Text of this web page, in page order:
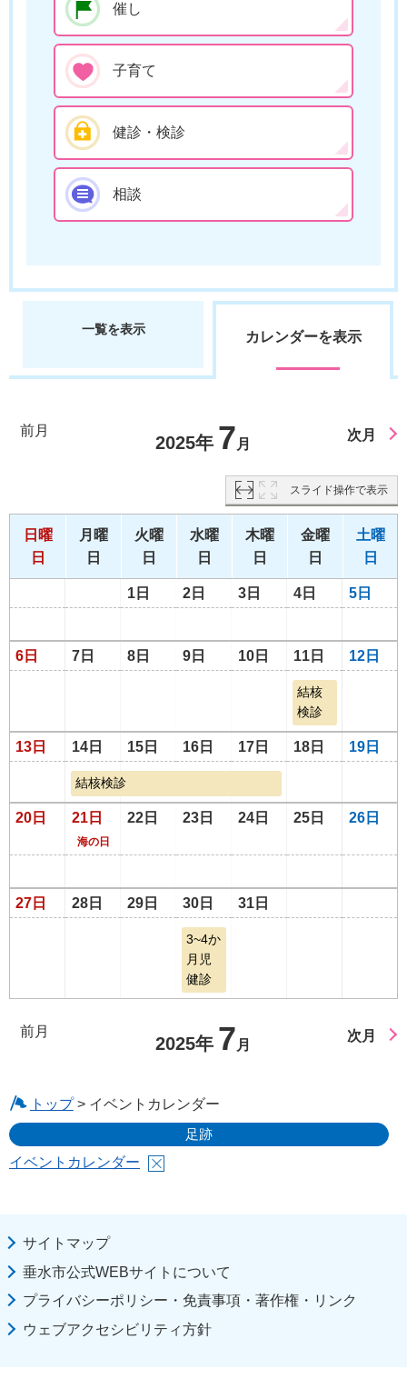
催し
子育て
健診・検診
相談
一覧を表示 カレンダーを表示
前月
2025年 7 月
次月
スライド操作で表示
日曜
日
月曜
日
火曜
日
水曜
日
木曜
日
金曜
日
土曜
日
1日 2日 3日 4日 5日
6日 7日 8日 9日 10日 11日 12日
結核
検診
13日 14日 15日 16日 17日 18日 19日
結核検診
20日 21日
海の日
22日 23日 24日 25日 26日
27日 28日 29日 30日 31日
3~4か
月児
健診
前月
2025年 7 月
次月
トップ> イベントカレンダー
足跡
イベントカレンダー
サイトマップ
垂水市公式WEBサイトについて
プライバシーポリシー・免責事項・著作権・リンク
ウェブアクセシビリティ方針